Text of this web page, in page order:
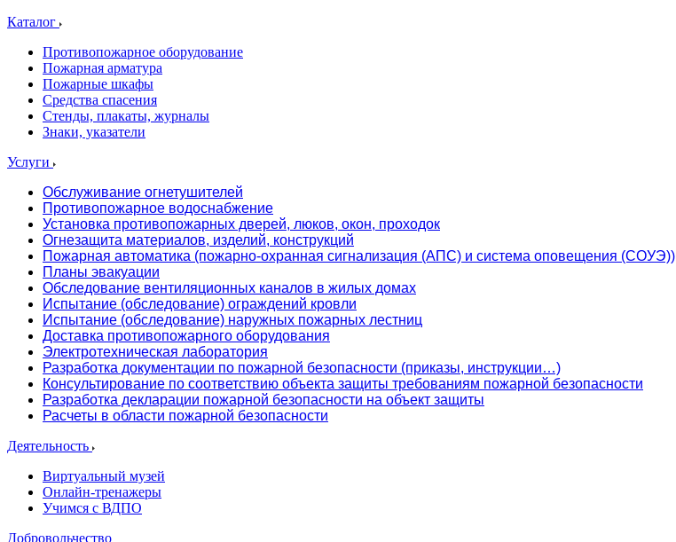
Каталог
Противопожарное оборудование
Пожарная арматура
Пожарные шкафы
Средства спасения
Стенды, плакаты, журналы
Знаки, указатели
Услуги
Обслуживание огнетушителей
Противопожарное водоснабжение
Установка противопожарных дверей, люков, окон, проходок
Огнезащита материалов, изделий, конструкций
Пожарная автоматика (пожарно-охранная сигнализация (АПС) и система оповещения (СОУЭ))
Планы эвакуации
Обследование вентиляционных каналов в жилых домах
Испытание (обследование) ограждений кровли
Испытание (обследование) наружных пожарных лестниц
Доставка противопожарного оборудования
Электротехническая лаборатория
Разработка документации по пожарной безопасности (приказы, инструкции…)
Консультирование по соответствию объекта защиты требованиям пожарной безопасности
Разработка декларации пожарной безопасности на объект защиты
Расчеты в области пожарной безопасности
Деятельность
Виртуальный музей
Онлайн-тренажеры
Учимся с ВДПО
Добровольчество